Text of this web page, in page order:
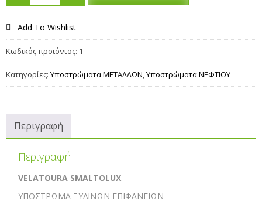
Add To Wishlist
Κωδικός προϊόντος: 1
Κατηγορίες: Υποστρώματα ΜΕΤΑΛΛΩΝ,Υποστρώματα ΝΕΦΤΙΟΥ
Περιγραφή
Περιγραφή
VELATOURA SMALTOLUX
ΥΠΟΣΤΡΩΜΑ ΞΥΛΙΝΩΝ ΕΠΙΦΑΝΕΙΩΝ